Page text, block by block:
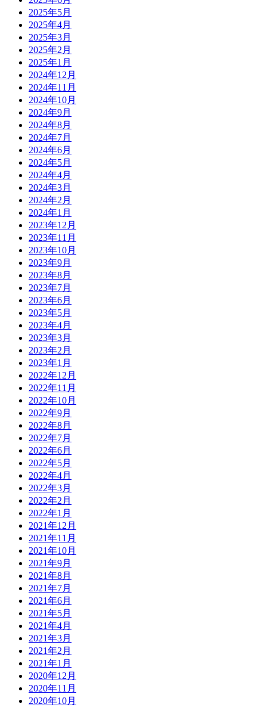
2025年5月
2025年4月
2025年3月
2025年2月
2025年1月
2024年12月
2024年11月
2024年10月
2024年9月
2024年8月
2024年7月
2024年6月
2024年5月
2024年4月
2024年3月
2024年2月
2024年1月
2023年12月
2023年11月
2023年10月
2023年9月
2023年8月
2023年7月
2023年6月
2023年5月
2023年4月
2023年3月
2023年2月
2023年1月
2022年12月
2022年11月
2022年10月
2022年9月
2022年8月
2022年7月
2022年6月
2022年5月
2022年4月
2022年3月
2022年2月
2022年1月
2021年12月
2021年11月
2021年10月
2021年9月
2021年8月
2021年7月
2021年6月
2021年5月
2021年4月
2021年3月
2021年2月
2021年1月
2020年12月
2020年11月
2020年10月